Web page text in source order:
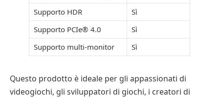
Supporto HDR
Sì
Supporto PCIe® 4.0
Sì
Supporto multi-monitor
Sì
Questo prodotto è ideale per gli appassionati di
videogiochi, gli sviluppatori di giochi, i creatori di